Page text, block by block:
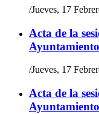
/Jueves, 17
Acta de la
/Jueves, 17
Acta de la